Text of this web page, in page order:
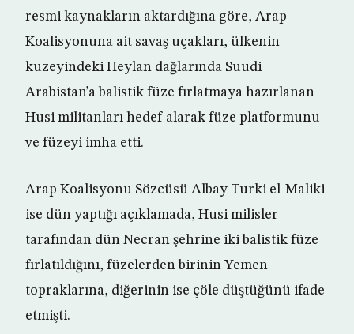
resmi kaynakların aktardığına göre, Arap
Koalisyonuna ait savaş uçakları, ülkenin
kuzeyindeki Heylan dağlarında Suudi
Arabistan’a balistik füze fırlatmaya hazırlanan
Husi militanları hedef alarak füze platformunu
ve füzeyi imha etti.
Arap Koalisyonu Sözcüsü Albay Turki el-Maliki
ise dün yaptığı açıklamada, Husi milisler
tarafından dün Necran şehrine iki balistik füze
fırlatıldığını, füzelerden birinin Yemen
topraklarına, diğerinin ise çöle düştüğünü ifade
etmişti.